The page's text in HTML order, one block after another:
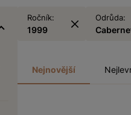
Ročník:
1999
Odrůda:
Nejnovější